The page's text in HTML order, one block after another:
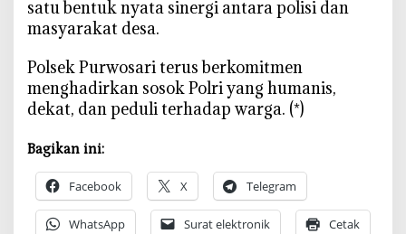
satu bentuk nyata sinergi antara polisi dan
masyarakat desa.
‎Polsek Purwosari terus berkomitmen
menghadirkan sosok Polri yang humanis,
dekat, dan peduli terhadap warga. (*)
Bagikan ini:
Facebook X Telegram
WhatsApp Surat elektronik Cetak